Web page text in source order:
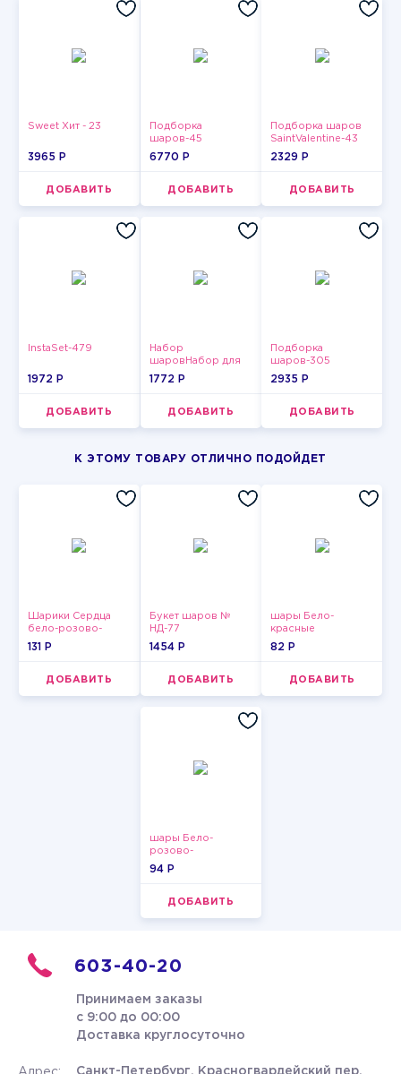
Sweet Хит - 23
3965 P
ДОБАВИТЬ
Подборка
шаров-45
6770 P
ДОБАВИТЬ
Подборка шаров
SaintValentine-43
2329 P
ДОБАВИТЬ
InstaSet-479
1972 P
ДОБАВИТЬ
Набор
шаровНабор для
мужчин-10
1772 P
ДОБАВИТЬ
Подборка
шаров-305
2935 P
ДОБАВИТЬ
К ЭТОМУ ТОВАРУ ОТЛИЧНО ПОДОЙДЕТ
Шарики Сердца
бело-розово-
красные
131 P
ДОБАВИТЬ
Букет шаров №
НД-77
1454 P
ДОБАВИТЬ
шары Бело-
красные
пастельные
82 P
ДОБАВИТЬ
шары Бело-
розово-
фиолетово-
94 P
ДОБАВИТЬ
603-40-20
Принимаем заказы
с 9:00 до 00:00
Доставка круглосуточно
Санкт-Петербург, Красногвардейский пер.